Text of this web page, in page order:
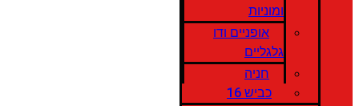
ומוניות
אופניים ודו
גלגליים
חניה
כביש 16